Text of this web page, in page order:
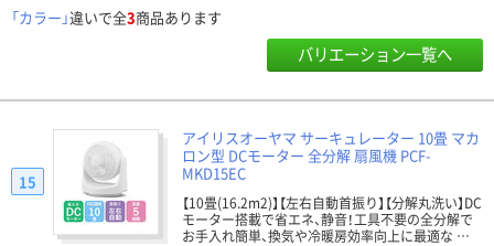
「カラー」違いで全3商品あります
バリエーション一覧へ
アイリスオーヤマ サーキュレーター 10畳 マカ
ロン型 DCモーター 全分解 扇風機 PCF-
MKD15EC
【10畳(16.2m2)】【左右自動首振り】【分解丸洗い】DC
モーター搭載で省エネ、静音！工具不要の全分解で
お手入れ簡単、換気や冷暖房効率向上に最適な …
15